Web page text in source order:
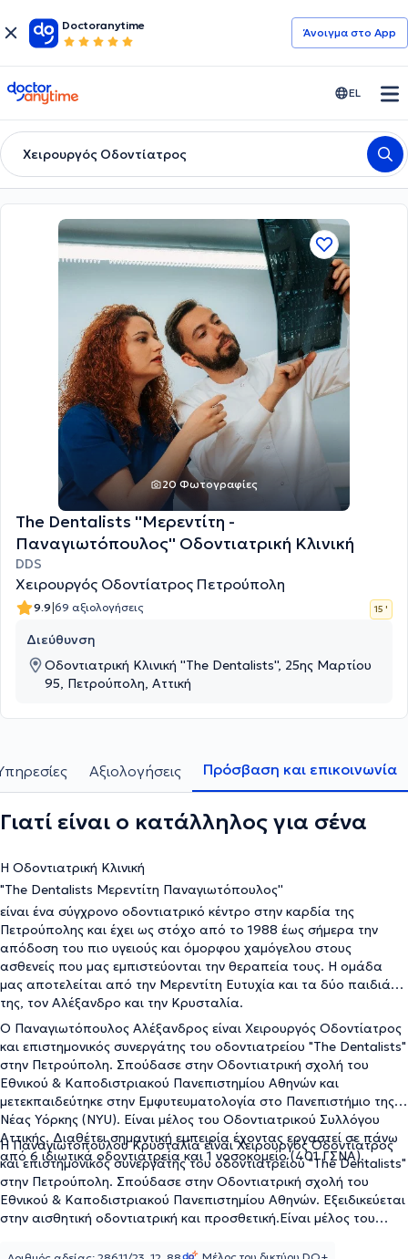
Doctoranytime
Άνοιγμα στο App
doctoranytime EL
Χειρουργός Οδοντίατρος
20 Φωτογραφίες
The Dentalists ''Μερεντίτη -
Παναγιωτόπουλος'' Οδοντιατρική Κλινική
DDS
Χειρουργός Οδοντίατρος Πετρούπολη
9.9|69 αξιολογήσεις 15 '
Διεύθυνση
Οδοντιατρική Κλινική ''The Dentalists'', 25ης Μαρτίου
95, Πετρούπολη, Αττική
Αξιολογήσεις Πρόσβαση και επικοινωνία
Γιατί είναι ο κατάλληλος για σένα
Η Οδοντιατρική Κλινική
"The Dentalists Μερεντίτη Παναγιωτόπουλος''
είναι ένα σύγχρονο οδοντιατρικό κέντρο στην καρδία της
Πετρούπολης και έχει ως στόχο από το 1988 έως σήμερα την
απόδοση του πιο υγειούς και όμορφου χαμόγελου στους
ασθενείς που μας εμπιστεύονται την θεραπεία τους. Η ομάδα
μας αποτελείται από την Μερεντίτη Ευτυχία και τα δύο παιδιά
της, τον Αλέξανδρο και την Κρυσταλία.
Ο Παναγιωτόπουλος Αλέξανδρος είναι Χειρουργός Οδοντίατρος
και επιστημονικός συνεργάτης του οδοντιατρείου "The Dentalists"
στην Πετρούπολη. Σπούδασε στην Οδοντιατρική σχολή του
Εθνικού & Καποδιστριακού Πανεπιστημίου Αθηνών και
μετεκπαιδεύτηκε στην Εμφυτευματολογία στο Πανεπιστήμιο της
Νέας Υόρκης (NYU). Είναι μέλος του Οδοντιατρικού Συλλόγου
Αττικής. Διαθέτει σημαντική εμπειρία έχοντας εργαστεί σε πάνω
από 6 ιδιωτικά οδοντιατρεία και 1 νοσοκομείο (401 ΓΣΝΑ).
Η Παναγιωτοπούλου Κρυσταλία είναι Χειρουργός Οδοντίατρος
και επιστημονικός συνεργάτης του οδοντιατρείου "The Dentalists"
στην Πετρούπολη. Σπούδασε στην Οδοντιατρική σχολή του
Εθνικού & Καποδιστριακού Πανεπιστημίου Αθηνών. Εξειδικεύεται
στην αισθητική οδοντιατρική και προσθετική.Είναι μέλος του
έχοντας εργαστεί σε πάνω από 4 ιδιωτικά οδοντιατρεία.